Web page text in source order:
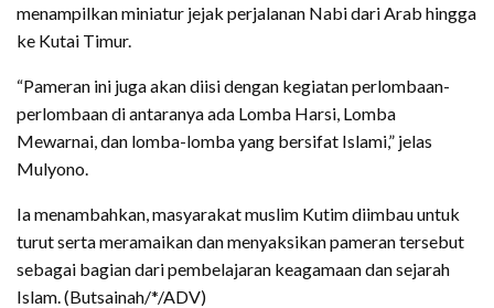
menampilkan miniatur jejak perjalanan Nabi dari Arab hingga
ke Kutai Timur.
“Pameran ini juga akan diisi dengan kegiatan perlombaan-
perlombaan di antaranya ada Lomba Harsi, Lomba
Mewarnai, dan lomba-lomba yang bersifat Islami,” jelas
Mulyono.
Ia menambahkan, masyarakat muslim Kutim diimbau untuk
turut serta meramaikan dan menyaksikan pameran tersebut
sebagai bagian dari pembelajaran keagamaan dan sejarah
Islam. (Butsainah/*/ADV)